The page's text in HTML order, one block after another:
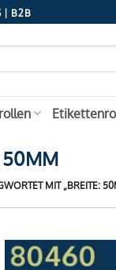
| B2B
50MM
MIT „BREITE: